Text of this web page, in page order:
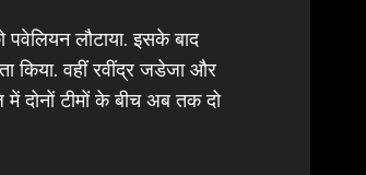
लौटाया. इसके बाद
किया. वहीं रवींद्र जडेजा और
में दोनों टीमों के बीच अब तक दो